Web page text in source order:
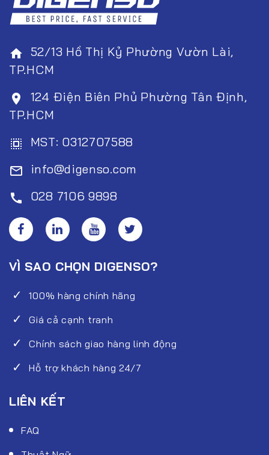
home 52/13 Hồ Thị Kỷ Phường Vườn Lài,
TP.HCM
room
124 Điện Biên Phủ Phường Tân Định,
TP.HCM
select_all MST: 0312707588
mail_outline info@digenso.com
call 028 7106 9898
VÌ SAO CHỌN DIGENSO?
100% hàng chính hãng
Giá cả cạnh tranh
Chính sách giao hàng linh động
Hỗ trợ khách hàng 24/7
LIÊN KẾT
FAQ